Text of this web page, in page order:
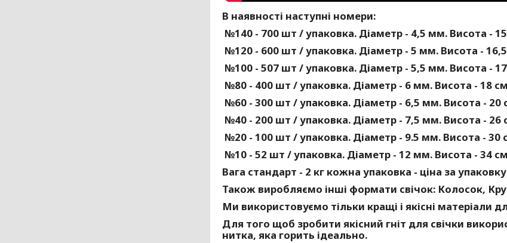
В наявності наступні номери:
№140 - 700 шт / упаковка. Діаметр - 4,5 мм. Висота -
№120 - 600 шт / упаковка. Діаметр - 5 мм. Висота -
№100 - 507 шт / упаковка. Діаметр - 5,5 мм. Висота -
№80 - 400 шт / упаковка. Діаметр - 6 мм. Висота - 18
№60 - 300 шт / упаковка. Діаметр - 6,5 мм. Висота - 20
№40 - 200 шт / упаковка. Діаметр - 7,5 мм. Висота - 26
№20 - 100 шт / упаковка. Діаметр - 9.5 мм. Висота - 30
№10 - 52 шт / упаковка. Діаметр - 12 мм. Висота - 34
Вага стандарт - 2 кг кожна упаковка - ціна за
Також виробляємо інші формати свічок: Колосок,
Ми використовуємо тільки кращі і якісні матеріали
Для того щоб зробити якісний гніт для свічки
нитка, яка горить ідеально.